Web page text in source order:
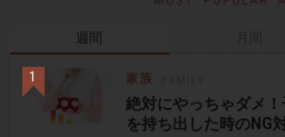
週間
絶対にやっちゃダメ
を持ち出した時のNG